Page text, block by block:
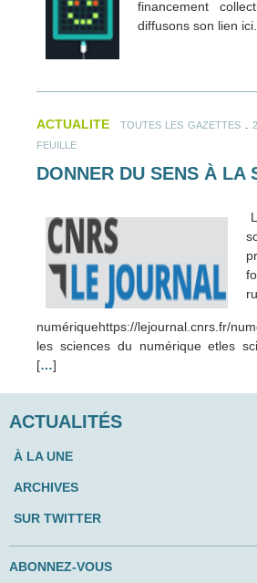
financement
diffusons son lien
ACTUALITE TOUTES LES GAZETTES
FEUILLE
DONNER DU SENS À LA
numériquehttps://lejournal.cnrs.fr/
les sciences du numérique etles
[…]
ACTUALITÉS
À LA UNE
ARCHIVES
SUR TWITTER
ABONNEZ-VOUS